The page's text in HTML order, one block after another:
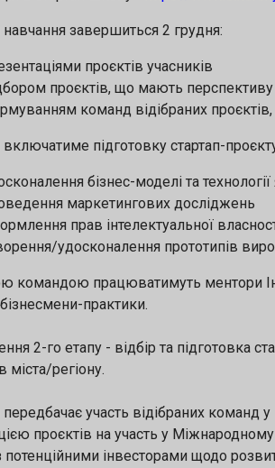
навчання завершиться 2 грудня:
проєктів учасників
проєктів, що мають перспективу
команд відібраних проєктів,
підготовку стартап-
бізнес-моделі та
маркетингових досліджень
прав інтелектуальної
удосконалення прототипів
командою працюватимуть ментори
практики.
2-го етапу - відбір та підготовка
міста/регіону.
участь відібраних команд у
проєктів на участь у
потенційними інвесторами щодо